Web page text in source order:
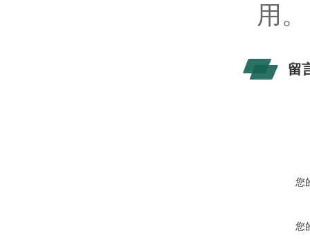
用。
留
您
您